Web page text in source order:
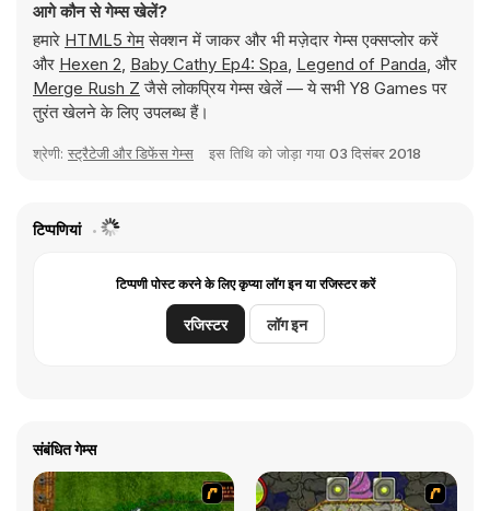
आगे कौन से गेम्स खेलें?
हमारे HTML5 गेमसेक्शन में जाकर और भी मज़ेदार गेम्स एक्सप्लोर करें
और Hexen 2, Baby Cathy Ep4: Spa, Legend of Panda, और
Merge Rush Z जैसे लोकप्रिय गेम्स खेलें — ये सभी Y8 Games पर
तुरंत खेलने के लिए उपलब्ध हैं।
श्रेणी: स्ट्रैटेजी और डिफेंस गेम्स इस तिथि को जोड़ा गया 03 दिसंबर 2018
टिप्पणियां
टिप्पणी पोस्ट करने के लिए कृप्या लॉग इन या रजिस्टर करें
रजिस्टर लॉग इन
संबंधित गेम्स